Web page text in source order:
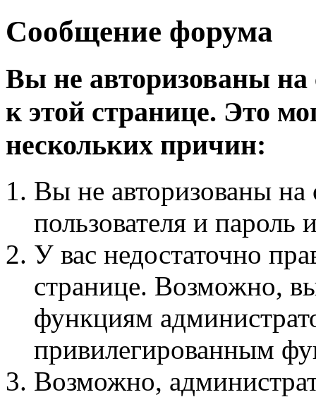
Сообщение форума
Вы не авторизованы на
к этой странице. Это
нескольких причин:
Вы не авторизованы на
пользователя и пароль
У вас недостаточно
странице. Возможно,
функциям
привилегированным
Возможно,